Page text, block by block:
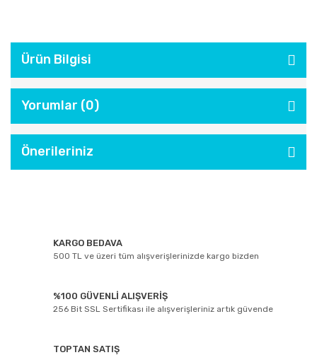
Ürün Bilgisi
Yorumlar (0)
Önerileriniz
KARGO BEDAVA
500 TL ve üzeri tüm alışverişlerinizde kargo bizden
%100 GÜVENLİ ALIŞVERİŞ
256 Bit SSL Sertifikası ile alışverişleriniz artık güvende
TOPTAN SATIŞ